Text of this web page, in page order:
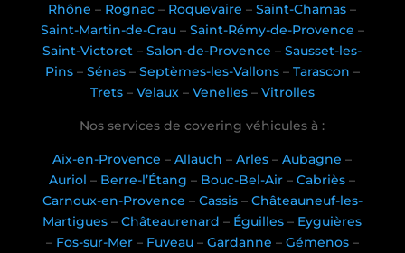
Rhône – Rognac – Roquevaire –Saint-Chamas –
Saint-Martin-de-Crau– Saint-Rémy-de-Provence –
Saint-Victoret –Salon-de-Provence –Sausset-les-
Pins– Sénas– Septèmes-les-Vallons– Tarascon –
Trets– Velaux– Venelles– Vitrolles
Nos services de covering véhicules à :
Aix-en-Provence –Allauch –Arles –Aubagne –
Auriol – Berre-l’Étang – Bouc-Bel-Air –Cabriès –
Carnoux-en-Provence – Cassis– Châteauneuf-les-
Martigues –Châteaurenard – Éguilles – Eyguières
– Fos-sur-Mer– Fuveau– Gardanne – Gémenos–